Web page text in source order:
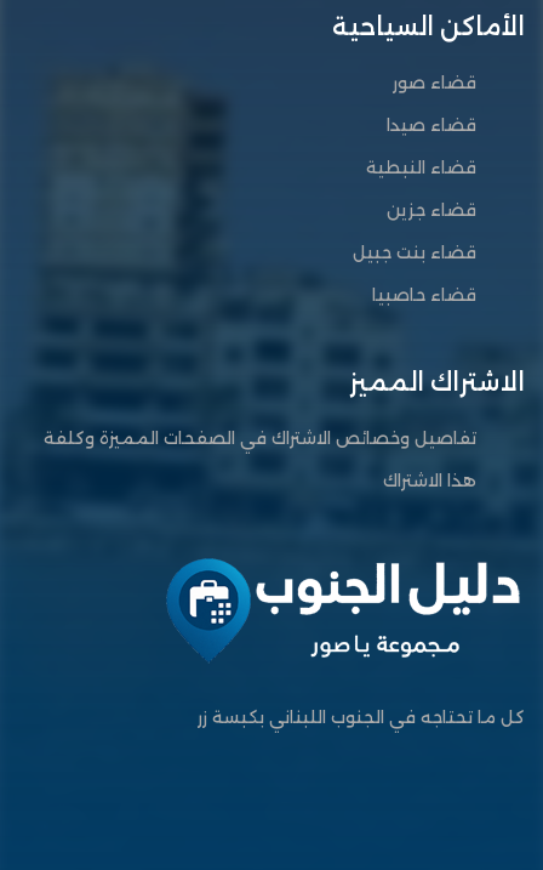
الأماكن السياحية
قضاء صور
قضاء صيدا
قضاء النبطية
قضاء جزين
قضاء بنت جبيل
قضاء حاصبيا
الاشتراك المميز
تفاصيل وخصائص الاشتراك في الصفحات المميزة وكلفة
هذا الاشتراك
كل ما تحتاجه في الجنوب اللبناني بكبسة زر